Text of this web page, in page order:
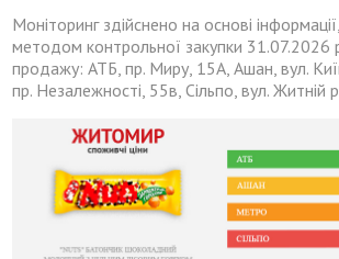
Моніторинг здійснено на основі
методом контрольної закупки 31.07.2026
продажу: АТБ, пр. Миру, 15А, Ашан, вул.
пр. Незалежності, 55в, Сільпо, вул. Житній